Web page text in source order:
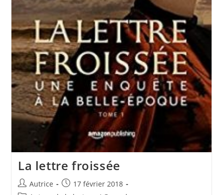
La lettre froissée
Auteur/autrice
Autrice
Publication
17 février 2018